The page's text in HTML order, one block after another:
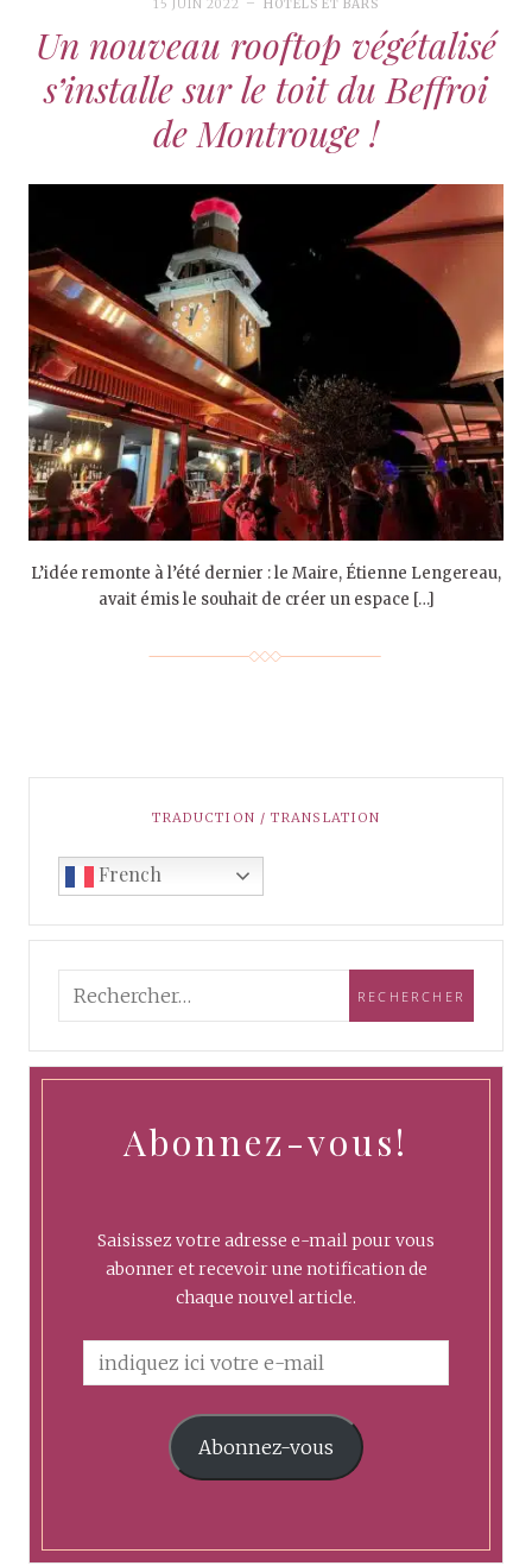
15 JUIN 2022 HÔTELS ET BARS
Un nouveau rooftop végétalisé
s’installe sur le toit du Beffroi
de Montrouge !
L’idée remonte à l’été dernier : le Maire, Étienne Lengereau,
avait émis le souhait de créer un espace […]
TRADUCTION / TRANSLATION
French
Abonnez-vous!
Saisissez votre adresse e-mail pour vous
abonner et recevoir une notification de
chaque nouvel article.
Abonnez-vous